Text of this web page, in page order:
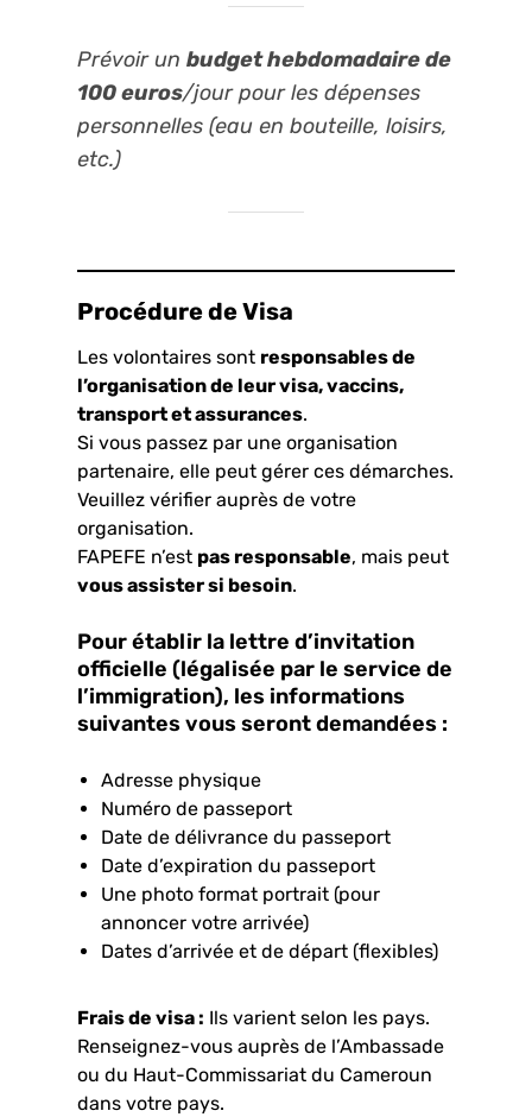
Prévoir un budget hebdomadaire de
100 euros/jour pour les dépenses
personnelles (eau en bouteille, loisirs,
etc.)
Procédure de Visa
Les volontaires sont responsables de
l’organisation de leur visa, vaccins,
transport et assurances.
Si vous passez par une organisation
partenaire, elle peut gérer ces démarches.
Veuillez vérifier auprès de votre
organisation.
FAPEFE n’est pas responsable, mais peut
vous assister si besoin.
Pour établir la lettre d’invitation
officielle (légalisée par le service de
l’immigration), les informations
suivantes vous seront demandées :
Adresse physique
Numéro de passeport
Date de délivrance du passeport
Date d’expiration du passeport
Une photo format portrait (pour
annoncer votre arrivée)
Dates d’arrivée et de départ (flexibles)
Frais de visa : Ils varient selon les pays.
Renseignez-vous auprès de l’Ambassade
ou du Haut-Commissariat du Cameroun
dans votre pays.